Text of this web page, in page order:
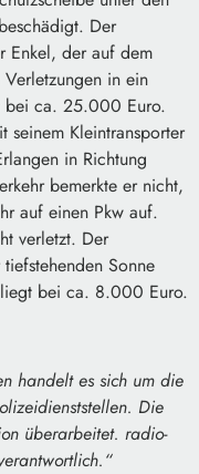
Der
Enkel, der auf dem
in ein
bei ca. 25.000 Euro.
seinem Kleintransporter
in Richtung
bemerkte er nicht,
auf einen Pkw auf.
verletzt. Der
Sonne
bei ca. 8.000 Euro.
handelt es sich um die
Die
überarbeitet. radio-